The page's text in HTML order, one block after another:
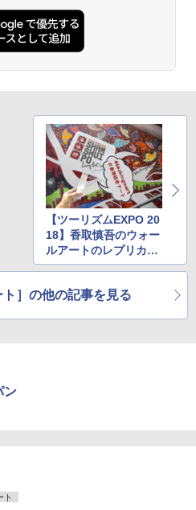
歩き方 チェコ ポーランド スロヴ
～2027 地球の歩き方A ヨーロッ
本地理 地図・統計・移動から読み
たたみ 防災グッズ 災害用トイレ ビ
ニック ポップアップテント 携帯 簡
テント (ブラック)
BASE 《めざましテレビで紹介》
ンタッチ RENEW 幅200 2-3人用 43
ーズコレクション 山善] 傘みたいに
パッとサッとテント ブラックコ
フルクローズ メッシュ 3-4人用
ポップアップテント エクルベージ
ス ブラックコーティング フルクロ
シュ 5人用 簡単設置 ポップアップ
200B エクルベージュ
パラソル 大型 ビーチ アウトドアパ
プレー 熊よけスプレー 熊スプレー
販売】超強力クマ対策スプレー 30
噴射30秒）110ml（連続噴射15
～10m 安全ロック搭載 携帯収納袋
マ・イノシシ対策 自治体・教育機
績 登山・キャンプ・アウトドア・
長期保存可能 緊急時用 日本国内発
ト iimono117 (ブルー)
【ツーリズムEXPO 20
18】香取慎吾のウォー
ルアートのレプリカを
展示。香港ブースで超
ト］の他の記事を見る
ン
ト